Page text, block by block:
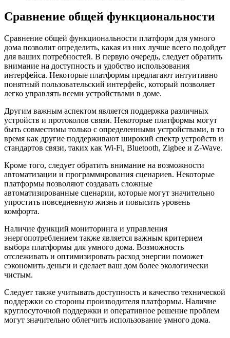
Сравнение общей функциональности
Сравнение общей функциональности платформ для умного
дома позволит определить, какая из них лучше всего подойдет
для ваших потребностей. В первую очередь, следует обратить
внимание на доступность и удобство использования
интерфейса. Некоторые платформы предлагают интуитивно
понятный пользовательский интерфейс, который позволяет
легко управлять всеми устройствами в доме.
Другим важным аспектом является поддержка различных
устройств и протоколов связи. Некоторые платформы могут
быть совместимы только с определенными устройствами, в то
время как другие поддерживают широкий спектр устройств и
стандартов связи, таких как Wi-Fi, Bluetooth, Zigbee и Z-Wave.
Кроме того, следует обратить внимание на возможности
автоматизации и программирования сценариев. Некоторые
платформы позволяют создавать сложные
автоматизированные сценарии, которые могут значительно
упростить повседневную жизнь и повысить уровень
комфорта.
Наличие функций мониторинга и управления
энергопотреблением также является важным критерием
выбора платформы для умного дома. Возможность
отслеживать и оптимизировать расход энергии поможет
сэкономить деньги и сделает ваш дом более экологически
чистым.
Следует также учитывать доступность и качество технической
поддержки со стороны производителя платформы. Наличие
круглосуточной поддержки и оперативное решение проблем
могут значительно облегчить использование умного дома.